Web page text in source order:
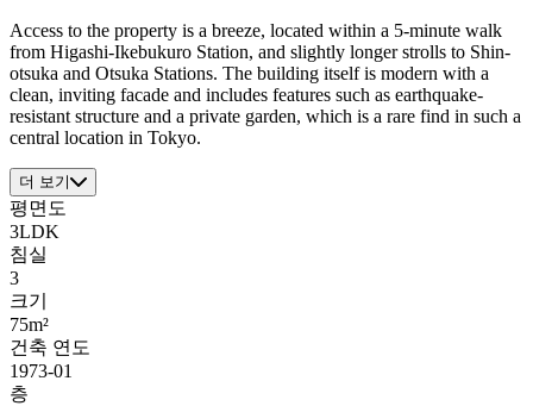
Access to the property is a breeze, located within a 5-minute walk
from Higashi-Ikebukuro Station, and slightly longer strolls to Shin-
otsuka and Otsuka Stations. The building itself is modern with a
clean, inviting facade and includes features such as earthquake-
resistant structure and a private garden, which is a rare find in such a
central location in Tokyo.
더 보기
평면도
3LDK
침실
3
크기
75m²
건축 연도
1973-01
층